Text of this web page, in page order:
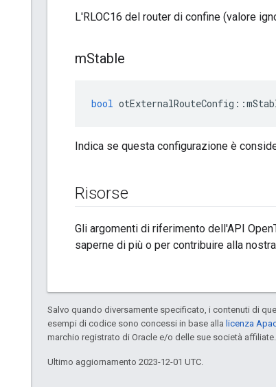
L'RLOC16 del router di confine (valore
mStable
bool otExternalRouteConfig ::
Indica se questa configurazione è
Risorse
Gli argomenti di riferimento dell'API
saperne di più o per contribuire alla
Salvo quando diversamente specificato, i contenuti di
esempi di codice sono concessi in base alla licenza
marchio registrato di Oracle e/o delle sue società
Ultimo aggiornamento 2023-12-01 UTC.